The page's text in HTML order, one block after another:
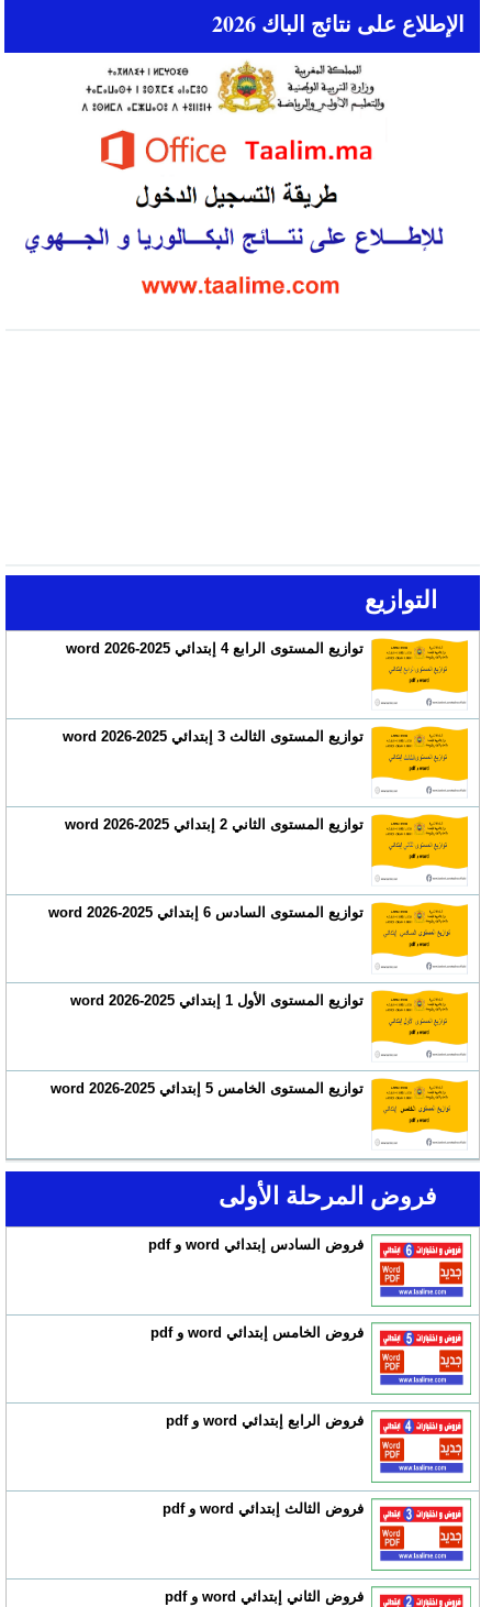
الإطلاع على نتائج الباك 2026
التوازيع
توازيع المستوى الرابع 4 إبتدائي 2025-2026 word
توازيع المستوى الثالث 3 إبتدائي 2025-2026 word
توازيع المستوى الثاني 2 إبتدائي 2025-2026 word
توازيع المستوى السادس 6 إبتدائي 2025-2026 word
توازيع المستوى الأول 1 إبتدائي 2025-2026 word
توازيع المستوى الخامس 5 إبتدائي 2025-2026 word
فروض المرحلة الأولى
فروض السادس إبتدائي word و pdf
فروض الخامس إبتدائي word و pdf
فروض الرابع إبتدائي word و pdf
فروض الثالث إبتدائي word و pdf
فروض الثاني إبتدائي word و pdf